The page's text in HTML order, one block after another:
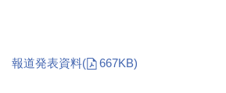
報道発表資料( 667KB)